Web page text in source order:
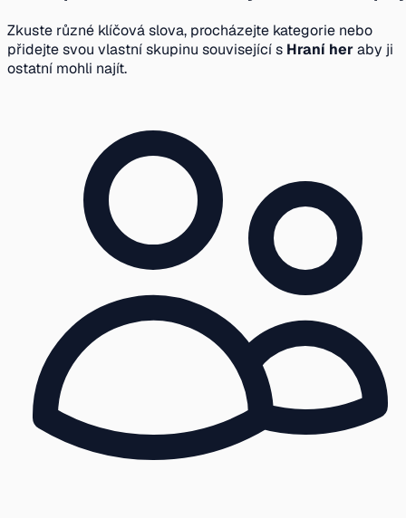
Zkuste různé klíčová slova, procházejte kategorie nebo
přidejte svou vlastní skupinu související s Hraní heraby ji
ostatní mohli najít.